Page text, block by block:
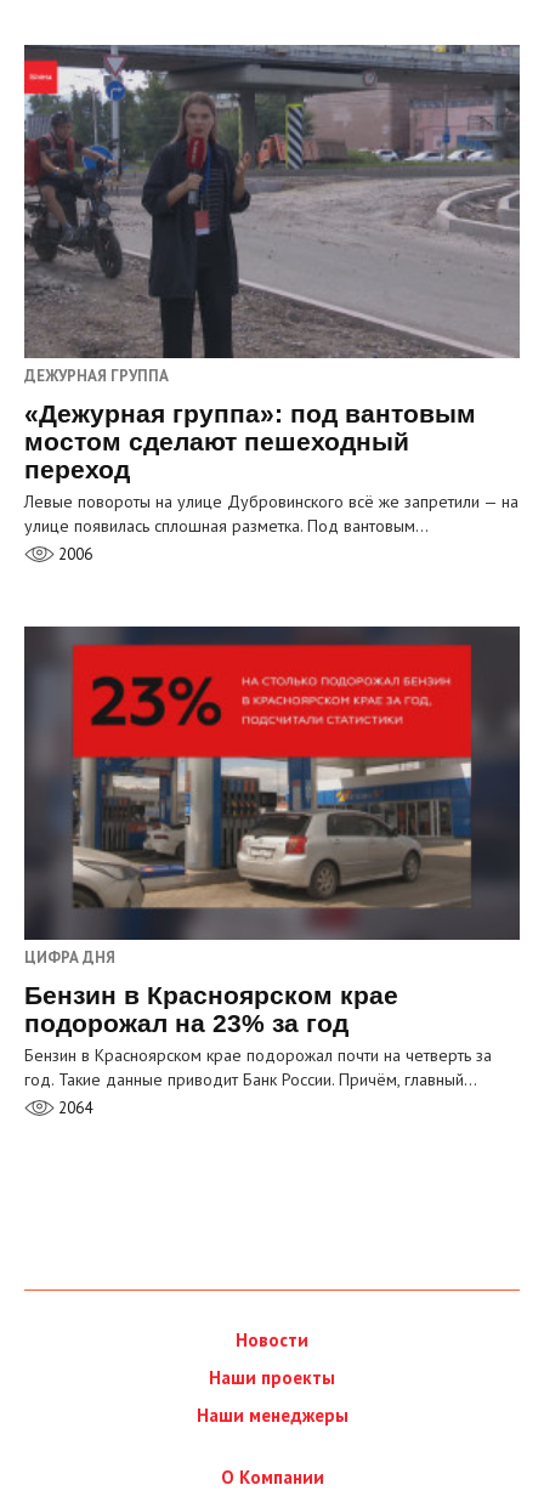
ДЕЖУРНАЯ ГРУППА
«Дежурная группа»: под вантовым
мостом сделают пешеходный
переход
Левые повороты на улице Дубровинского всё же запретили — на
улице появилась сплошная разметка. Под вантовым…
2006
ЦИФРА ДНЯ
Бензин в Красноярском крае
подорожал на 23% за год
Бензин в Красноярском крае подорожал почти на четверть за
год. Такие данные приводит Банк России. Причём, главный…
2064
Новости
Наши проекты
Наши менеджеры
О Компании